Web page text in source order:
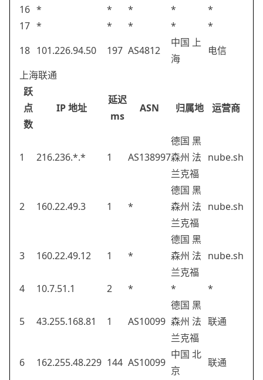
16 * * * *
*
17 * * * *
*
18 101.226.94.50 197 AS4812
中国 上
海
电信
上海联通
跃
点
数
IP 地址
延迟
ms
ASN 归属地 运营商
1 216.236.*.* 1 AS138997
德国 黑
森州 法
兰克福
nube.sh
2 160.22.49.3 1 *
德国 黑
森州 法
兰克福
nube.sh
3 160.22.49.12 1 *
德国 黑
森州 法
兰克福
nube.sh
4 10.7.51.1 2 * * *
5 43.255.168.81 1 AS10099
德国 黑
森州 法
兰克福
联通
6 162.255.48.229 144 AS10099
中国 北
京
联通